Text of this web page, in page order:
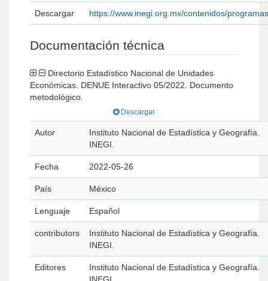
Descargar https://www.inegi.org.mx/contenidos/
Documentación técnica
Económicas. DENUE Interactivo 05/2022. Documento
metodológico.
Descargar
Autor
Instituto Nacional de Estadística y Geografía.
INEGI.
Fecha 2022-05-26
País México
Lenguaje Español
contributors
Instituto Nacional de Estadística y Geografía.
INEGI.
Editores
Instituto Nacional de Estadística y Geografía.